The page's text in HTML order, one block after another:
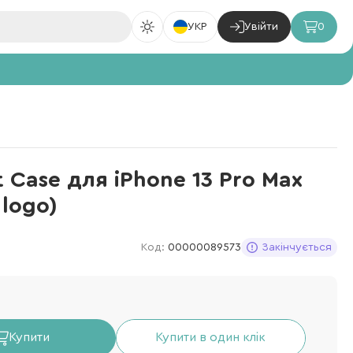
УКР Увійти 0
для iPhone 13 Pro Max
Код: 00000089573 Закінчується
Купити Купити в один клік